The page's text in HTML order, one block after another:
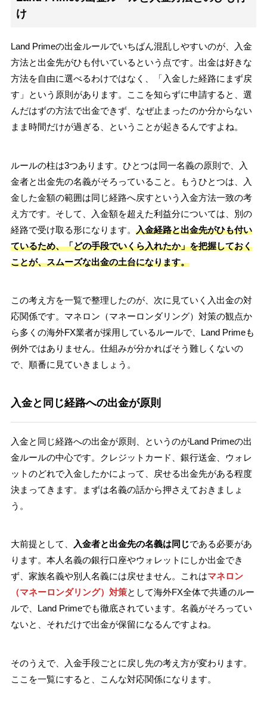
け
Land Primeの出金ルールでいちばん混乱しやすいのが、入金
方法と出金先がひも付いているという点です。出金は好きな
方法を自由に選べるわけではなく、「入金した経路にまず戻
す」という原則があります。ここを知らずに申請すると、選
んだはずの方法で出金できず、なぜ止まったのか分からない
まま時間だけが過ぎる、ということが起きるんですよね。
ルールの柱は3つあります。ひとつは同一名義の原則で、入
金者と出金先の名義がそろっていること。もうひとつは、入
金した金額の範囲は同じ経路へ戻すという入金方法一致の考
え方です。そして、入金額を超えた利益分については、別の
経路で受け取る形になります。 入金経路と出金先がひも付い
ているため、「どの手段でいくら入れたか」を把握しておく
ことが、スムーズな出金の土台になります。
この考え方を一覧で整理したのが、次に見ていく入出金の対
応関係です。マネロン（マネーロンダリング）対策の観点か
ら多くの海外FX業者が採用しているルールで、Land Primeも
例外ではありません。仕組みが分かればそう難しくないの
で、順番に見ていきましょう。
入金と同じ経路への出金が原則
入金と同じ経路への出金が原則、というのがLand Primeの出
金ルールの中心です。クレジットカード、銀行送金、ウォレ
ットのどれで入金したかによって、戻せる出金先がある程度
決まってきます。まずは名義の話から押さえておきましょ
う。
大前提として、 入金者と出金先の名義は同じである必要があ
ります。本人名義の銀行口座やウォレットにしか出金でき
ず、家族名義や別人名義には戻せません。これはマネロン
（マネーロンダリング）対策として海外FX全体で共通のルー
ルで、Land Primeでも徹底されています。名義がそろってい
ないと、それだけで出金が保留になるんですよね。
そのうえで、入金手段ごとに戻し先の考え方が変わります。
ここを一覧にすると、こんな対応関係になります。